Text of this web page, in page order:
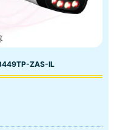
ZAS-IL